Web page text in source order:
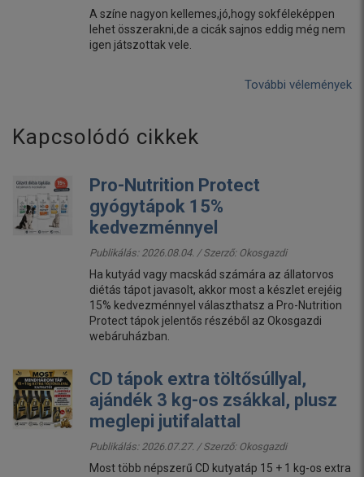
A színe nagyon kellemes,jó,hogy sokféleképpen
lehet összerakni,de a cicák sajnos eddig még nem
igen játszottak vele.
További vélemények
Kapcsolódó cikkek
Pro-Nutrition Protect
gyógytápok 15%
kedvezménnyel
Publikálás: 2026.08.04. / Szerző: Okosgazdi
Ha kutyád vagy macskád számára az állatorvos
diétás tápot javasolt, akkor most a készlet erejéig
15% kedvezménnyel választhatsz a Pro-Nutrition
Protect tápok jelentős részéből az Okosgazdi
webáruházban.
CD tápok extra töltősúllyal,
ajándék 3 kg-os zsákkal, plusz
meglepi jutifalattal
Publikálás: 2026.07.27. / Szerző: Okosgazdi
Most több népszerű CD kutyatáp 15 + 1 kg-os extra